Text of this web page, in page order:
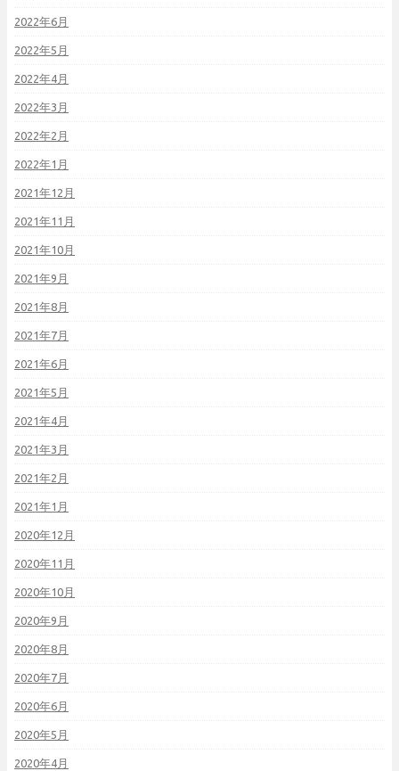
2022年6月
2022年5月
2022年4月
2022年3月
2022年2月
2022年1月
2021年12月
2021年11月
2021年10月
2021年9月
2021年8月
2021年7月
2021年6月
2021年5月
2021年4月
2021年3月
2021年2月
2021年1月
2020年12月
2020年11月
2020年10月
2020年9月
2020年8月
2020年7月
2020年6月
2020年5月
2020年4月